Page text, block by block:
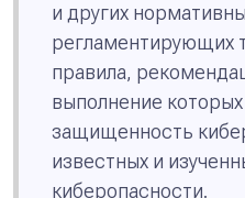
и других
регламентирующих
правила,
выполнение
защищенность
известных и
киберопасности.